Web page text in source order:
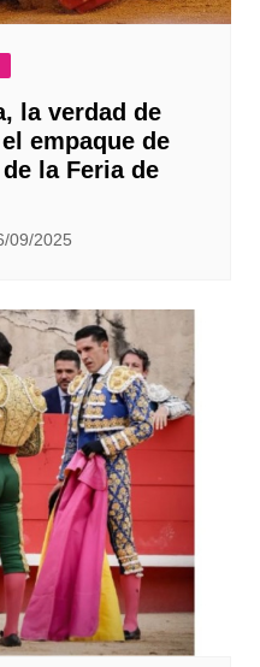
la verdad de
empaque de
la Feria de
09/2025